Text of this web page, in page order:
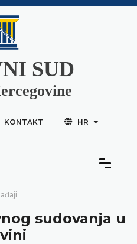
SUD
KONTAKT HR
sudovanja u